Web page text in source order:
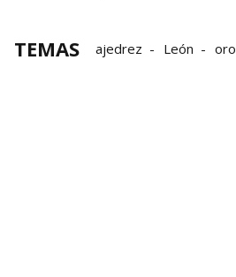
TEMAS ajedrez León oro